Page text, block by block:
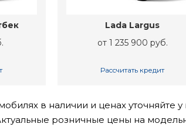
Lada Largus
от 1 235 900 руб.
Рассчитать кредит
в наличии и ценах уточняйте
розничные цены на